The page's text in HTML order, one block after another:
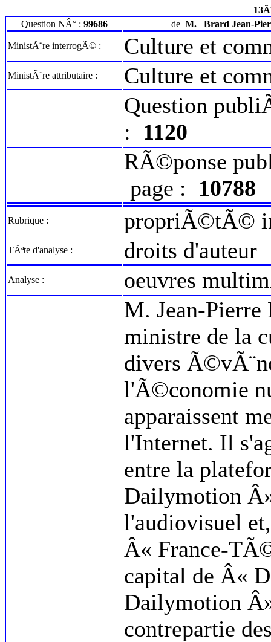
Question NÂ° : 99686 de M. Brard Jean-
MinistÃ¨re interrogÃ© : Culture et
MinistÃ¨re attributaire :
Culture et
Question
: 1120
RÃ©ponse
page : 10788
Rubrique : propriÃ©tÃ©
TÃªte d'analyse : droits d'auteur
Analyse : oeuvres
M. Jean-
ministre de la
divers
l'Ã©conomie
apparaissent
l'Internet. Il
entre la
Dailymotion
l'audiovisuel
Â« France-
capital de Â«
Dailymotion
contrepartie